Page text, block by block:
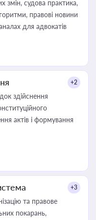
змін, судова практика,
правові новини
для адвокатів
+2
здійснення
актів і формування
+3
та правове
покарань,